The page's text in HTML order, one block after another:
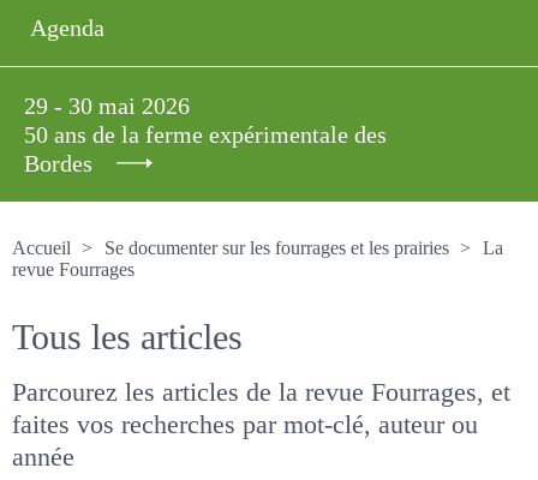
Agenda
29 - 30 mai 2026
50 ans de la ferme expérimentale des
Bordes
Accueil
Se documenter sur les fourrages et les prairies
La revue Fourrages
Tous les articles
Parcourez les articles de la revue Fourrages, et
faites vos recherches par mot-clé, auteur ou
année